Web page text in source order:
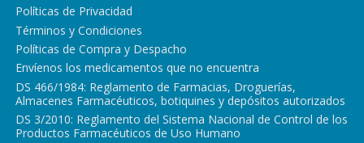
Políticas de Privacidad
Términos y Condiciones
Políticas de Compra y Despacho
Envíenos los medicamentos que no encuentra
DS 466/1984: Reglamento de Farmacias, Droguerías,
Almacenes Farmacéuticos, botiquines y depósitos autorizados
DS 3/2010: Reglamento del Sistema Nacional de Control de los
Productos Farmacéuticos de Uso Humano